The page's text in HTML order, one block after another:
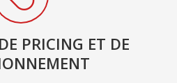
PRICING ET DE